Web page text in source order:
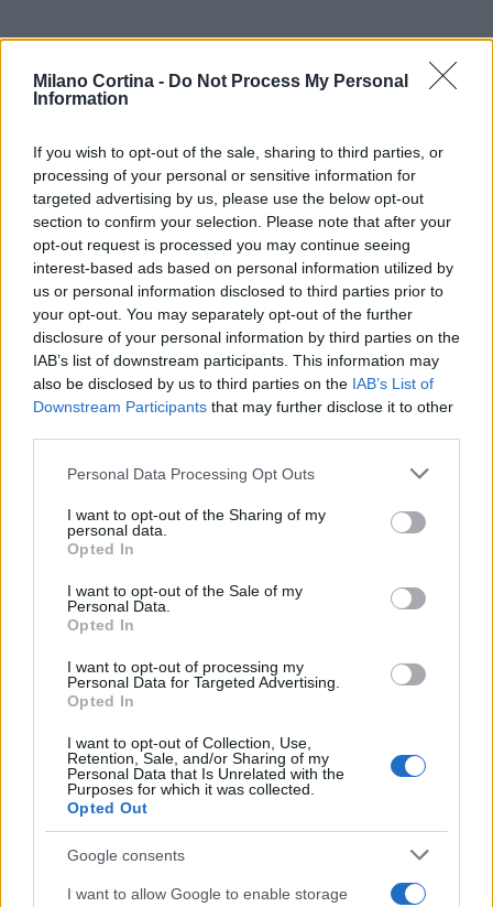
Milano Cortina - Do Not Process My Personal
Information
If you wish to opt-out of the sale, sharing to third parties, or
processing of your personal or sensitive information for
targeted advertising by us, please use the below opt-out
section to confirm your selection. Please note that after your
opt-out request is processed you may continue seeing
interest-based ads based on personal information utilized by
us or personal information disclosed to third parties prior to
your opt-out. You may separately opt-out of the further
disclosure of your personal information by third parties on the
IAB’s list of downstream participants. This information may
also be disclosed by us to third parties on the IAB’s List of
Downstream Participants that may further disclose it to other
Please note that this website/app uses one or more Google
not limited to your visit or usage behaviour. You may click to
grant or deny consent to Google and its third-party tags to
use your data for below specified purposes in below Google
consent section.
Personal Data Processing Opt Outs
I want to opt-out of the Sharing of my
personal data.
Opted In
I want to opt-out of the Sale of my
Personal Data.
Opted In
I want to opt-out of processing my
Personal Data for Targeted Advertising.
Opted In
I want to opt-out of Collection, Use,
Retention, Sale, and/or Sharing of my
Personal Data that Is Unrelated with the
Purposes for which it was collected.
Opted Out
Google consents
I want to allow Google to enable storage
Continua a leggere
SCI DI FONDO
BlinkFestivalen 2026: i campioni dello sci di fondo e
biathlon in gara dal 5 al 8 agosto
SCI DI FONDO